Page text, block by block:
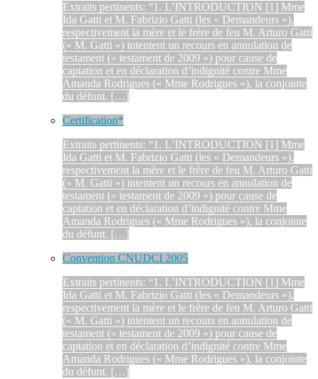
Extraits pertinents: “1. L’INTRODUCTION [1] Mme
Ida Gatti et M. Fabrizio Gatti (les « Demandeurs »),
respectivement la mère et le frère de feu M. Arturo Gatti
(« M. Gatti ») intentent un recours en annulation de
testament (« testament de 2009 ») pour cause de
captation et en déclaration d’indignité contre Mme
Amanda Rodrigues (« Mme Rodrigues »), la conjointe
du défunt. […]
Certification*
Extraits pertinents: “1. L’INTRODUCTION [1] Mme
Ida Gatti et M. Fabrizio Gatti (les « Demandeurs »),
respectivement la mère et le frère de feu M. Arturo Gatti
(« M. Gatti ») intentent un recours en annulation de
testament (« testament de 2009 ») pour cause de
captation et en déclaration d’indignité contre Mme
Amanda Rodrigues (« Mme Rodrigues »), la conjointe
du défunt. […]
Convention CNUDCI 2005
Extraits pertinents: “1. L’INTRODUCTION [1] Mme
Ida Gatti et M. Fabrizio Gatti (les « Demandeurs »),
respectivement la mère et le frère de feu M. Arturo Gatti
(« M. Gatti ») intentent un recours en annulation de
testament (« testament de 2009 ») pour cause de
captation et en déclaration d’indignité contre Mme
Amanda Rodrigues (« Mme Rodrigues »), la conjointe
du défunt. […]